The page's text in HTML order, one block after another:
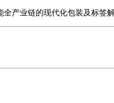
全产业链的现代化包装及标签